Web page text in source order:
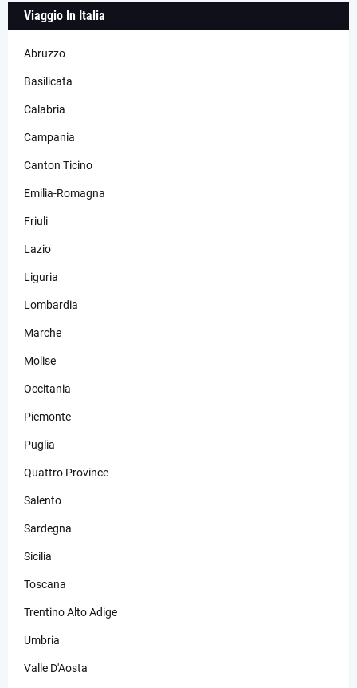
Viaggio In Italia
Abruzzo
Basilicata
Calabria
Campania
Canton Ticino
Emilia-Romagna
Friuli
Lazio
Liguria
Lombardia
Marche
Molise
Occitania
Piemonte
Puglia
Quattro Province
Salento
Sardegna
Sicilia
Toscana
Trentino Alto Adige
Umbria
Valle D'Aosta